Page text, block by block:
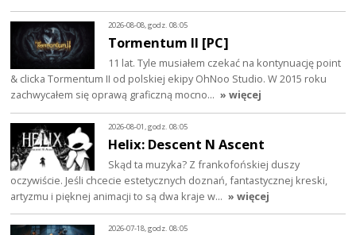
2026-08-08, godz. 08:05
Tormentum II [PC]
11 lat. Tyle musiałem czekać na kontynuację point
& clicka Tormentum II od polskiej ekipy OhNoo Studio. W 2015 roku
zachwycałem się oprawą graficzną mocno… » więcej
2026-08-01, godz. 08:05
Helix: Descent N Ascent
Skąd ta muzyka? Z frankofońskiej duszy
oczywiście. Jeśli chcecie estetycznych doznań, fantastycznej kreski,
artyzmu i pięknej animacji to są dwa kraje w… » więcej
2026-07-18, godz. 08:05